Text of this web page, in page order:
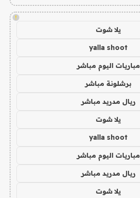
!
يلا شوت
yalla shoot
مباريات اليوم مباشر
برشلونة مباشر
ريال مدريد مباشر
يلا شوت
yalla shoot
مباريات اليوم مباشر
ريال مدريد مباشر
يلا شوت